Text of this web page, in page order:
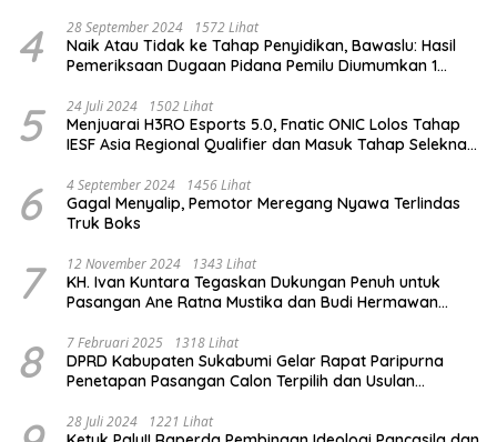
4 28 September 2024 1572 Lihat
Naik Atau Tidak ke Tahap Penyidikan, Bawaslu: Hasil
Pemeriksaan Dugaan Pidana Pemilu Diumumkan 1
5 24 Juli 2024 1502 Lihat
Menjuarai H3RO Esports 5.0, Fnatic ONIC Lolos Tahap
IESF Asia Regional Qualifier dan Masuk Tahap Seleknas
6 4 September 2024 1456 Lihat
Gagal Menyalip, Pemotor Meregang Nyawa Terlindas
Truk Boks
7 12 November 2024 1343 Lihat
KH. Ivan Kuntara Tegaskan Dukungan Penuh untuk
Pasangan Ane Ratna Mustika dan Budi Hermawan
8 7 Februari 2025 1318 Lihat
DPRD Kabupaten Sukabumi Gelar Rapat Paripurna
Penetapan Pasangan Calon Terpilih dan Usulan
28 Juli 2024 1221 Lihat